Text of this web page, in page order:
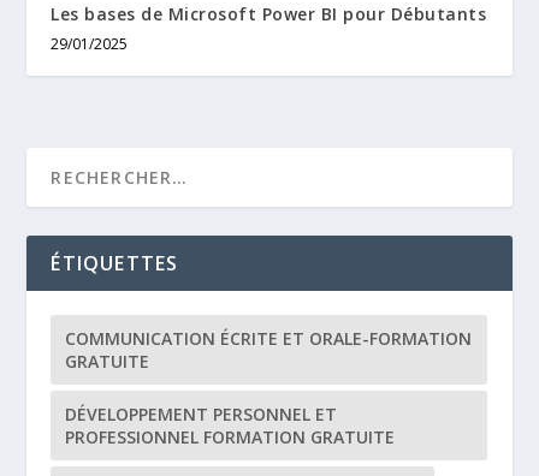
Les bases de Microsoft Power BI pour Débutants
29/01/2025
ÉTIQUETTES
COMMUNICATION ÉCRITE ET ORALE-FORMATION
GRATUITE
DÉVELOPPEMENT PERSONNEL ET
PROFESSIONNEL FORMATION GRATUITE